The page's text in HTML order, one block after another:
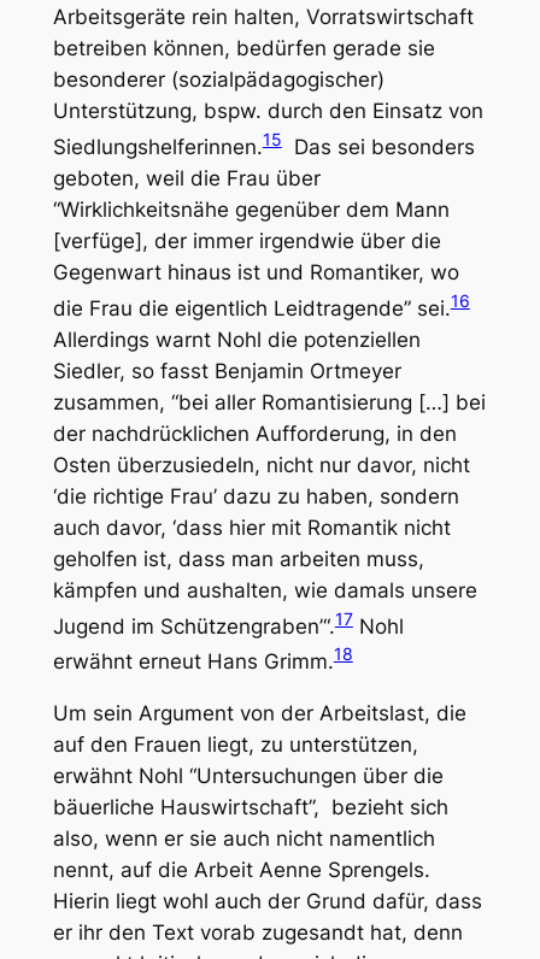
Arbeitsgeräte rein halten, Vorratswirtschaft
betreiben können, bedürfen gerade sie
besonderer (sozialpädagogischer)
Unterstützung, bspw. durch den Einsatz von
Siedlungshelferinnen.15Das sei besonders
geboten, weil die Frau über
“Wirklichkeitsnähe gegenüber dem Mann
[verfüge], der immer irgendwie über die
Gegenwart hinaus ist und Romantiker, wo
die Frau die eigentlich Leidtragende” sei.16
Allerdings warnt Nohl die potenziellen
Siedler, so fasst Benjamin Ortmeyer
zusammen, “bei aller Romantisierung […] bei
der nachdrücklichen Aufforderung, in den
Osten überzusiedeln, nicht nur davor, nicht
‘die richtige Frau’ dazu zu haben, sondern
auch davor, ‘dass hier mit Romantik nicht
geholfen ist, dass man arbeiten muss,
kämpfen und aushalten, wie damals unsere
Jugend im Schützengraben’“.17Nohl
erwähnt erneut Hans Grimm.18
Um sein Argument von der Arbeitslast, die
auf den Frauen liegt, zu unterstützen,
erwähnt Nohl “Untersuchungen über die
bäuerliche Hauswirtschaft”, bezieht sich
also, wenn er sie auch nicht namentlich
nennt, auf die Arbeit Aenne Sprengels.
Hierin liegt wohl auch der Grund dafür, dass
er ihr den Text vorab zugesandt hat, denn